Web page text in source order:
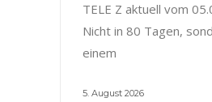
TELE Z aktuell vom
Nicht in 80 Tagen,
einem
5. August 2026